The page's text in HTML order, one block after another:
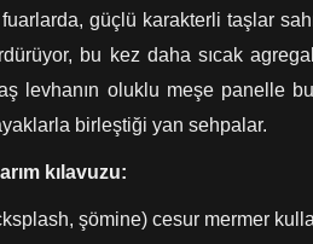
güçlü karakterli taşlar
bu kez daha sıcak
levhanın oluklu meşe panelle
birleştiği yan sehpalar.
kılavuzu:
şömine) cesur mermer